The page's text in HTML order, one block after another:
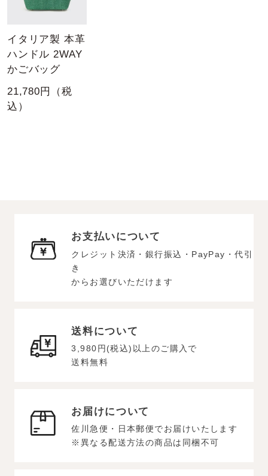
イタリア製 本革
ハンドル 2WAY
かごバッグ
21,780円（税
込）
お支払いについて
クレジット決済・銀行振込・PayPay・代引
き
からお選びいただけます
送料について
3,980円(税込)以上のご購入で
送料無料
お届けについて
佐川急便・日本郵便でお届けいたします
※異なる配送方法の商品は同梱不可